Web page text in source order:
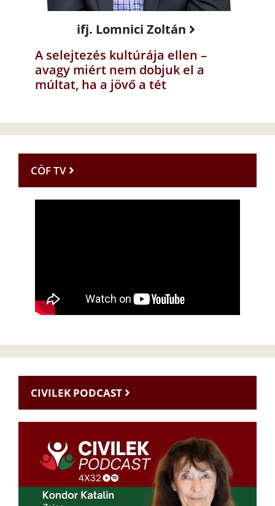
ifj. Lomnici Zoltán
A selejtezés kultúrája ellen –
avagy miért nem dobjuk el a
múltat, ha a jövő a tét
CÖF TV
CIVILEK PODCAST